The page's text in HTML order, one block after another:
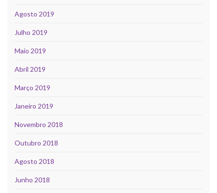
Agosto 2019
Julho 2019
Maio 2019
Abril 2019
Março 2019
Janeiro 2019
Novembro 2018
Outubro 2018
Agosto 2018
Junho 2018